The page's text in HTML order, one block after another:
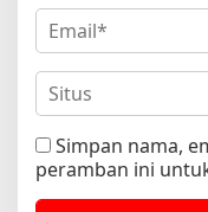
Simpan nama,
peramban ini